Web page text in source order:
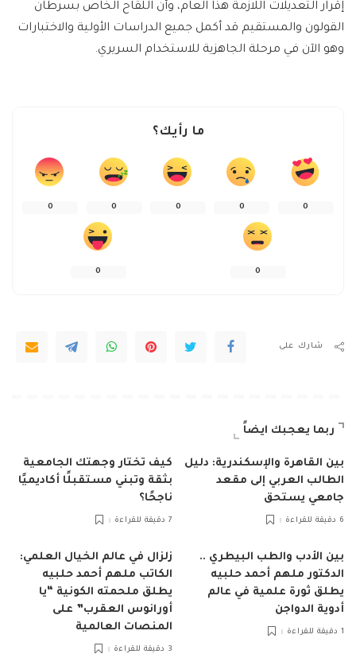
إقرار التعديلات اللازمة هذا العام، وأن اللقاح الخاص بسرطان
القولون والمستقيم قد أكمل جميع الدراسات الأولية والاختبارات
وهو الآن في مرحلة الجاهزية للاستخدام السريري.
ما رأيك؟
0
0
0
0
0
0
0
شارك على
ربما يعجبك ايضاً
بين القاهرة والإسكندرية: دليل
الطالب العربي إلى مقعد
جامعي يستحق
6 دقيقة للقراءة
كيف تختار وجهتك الجامعية
بثقة وتبني مستقبلًا أكاديميًا
ناجحًا؟
7 دقيقة للقراءة
بين الأدب والطب البيطري ..
الدكتور ملهم أحمد حلبيه
يطلق ثورة علمية في عالم
أدوية الدواجن
1 دقيقة للقراءة
زلزال في عالم الخيال العلمي:
الكاتب ملهم أحمد حلبيه
يطلق ملحمته الكونية “يا
أورانوس العقرب” على
المنصات العالمية
3 دقيقة للقراءة